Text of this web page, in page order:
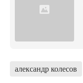
александр колесов